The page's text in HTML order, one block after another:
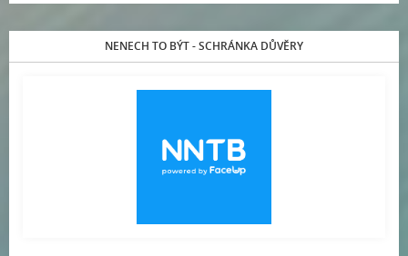
NENECH TO BÝT - SCHRÁNKA DŮVĚRY